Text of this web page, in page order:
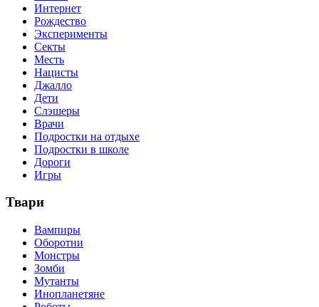
Интернет
Рождество
Эксперименты
Секты
Месть
Нацисты
Джалло
Дети
Слэшеры
Врачи
Подростки на отдыхе
Подростки в школе
Дороги
Игры
Твари
Вампиры
Оборотни
Монстры
Зомби
Мутанты
Инопланетяне